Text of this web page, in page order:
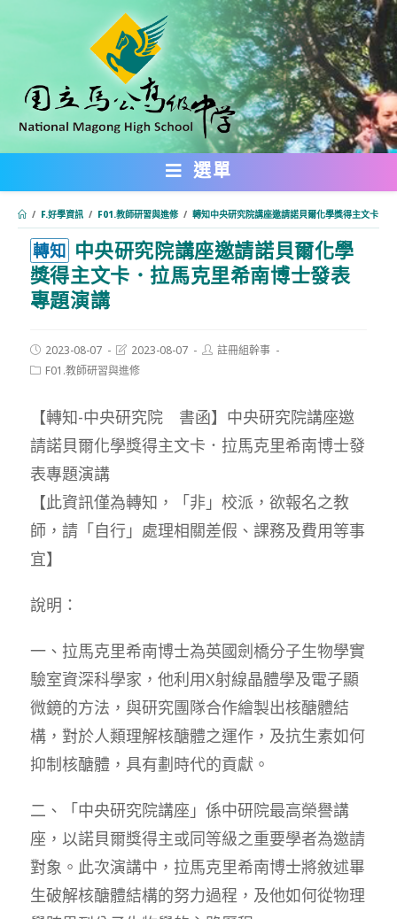
內
選單
/ F.好學資訊 / F01.教師研習與進修 / 轉知中央研究院講座邀請諾貝爾化學獎得主文卡．
轉知 中央研究院講座邀請諾貝爾化學
獎得主文卡．拉馬克里希南博士發表
專題演講
Post
published:
2023-08-07
Post
last
modified:
2023-08-07
Post註冊組幹事
PostF01.教師研習與進修
【轉知-中央研究院 書函】中央研究院講座邀
請諾貝爾化學獎得主文卡．拉馬克里希南博士發
表專題演講
【此資訊僅為轉知，「非」校派，欲報名之教
師，請「自行」處理相關差假、課務及費用等事
宜】
說明：
一、拉馬克里希南博士為英國劍橋分子生物學實
驗室資深科學家，他利用X射線晶體學及電子顯
微鏡的方法，與研究團隊合作繪製出核醣體結
構，對於人類理解核醣體之運作，及抗生素如何
抑制核醣體，具有劃時代的貢獻。
二、「中央研究院講座」係中研院最高榮譽講
座，以諾貝爾獎得主或同等級之重要學者為邀請
對象。此次演講中，拉馬克里希南博士將敘述畢
生破解核醣體結構的努力過程，及他如何從物理